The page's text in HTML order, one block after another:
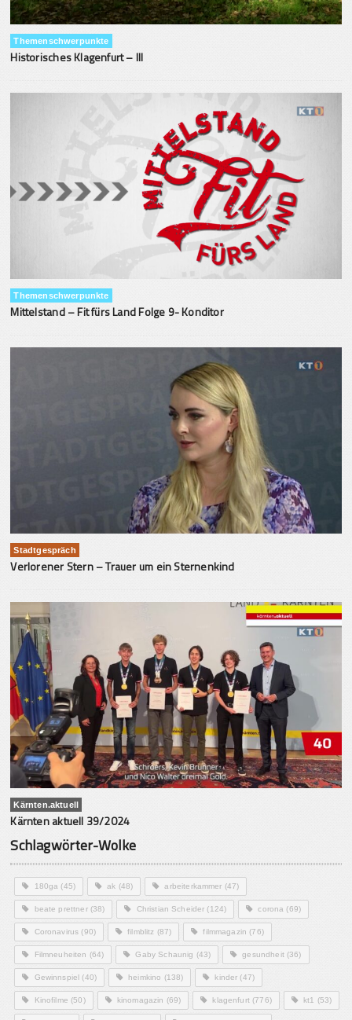
Themenschwerpunkte
Historisches Klagenfurt – III
Themenschwerpunkte
Mittelstand – Fit fürs Land Folge 9- Konditor
Stadtgespräch
Verlorener Stern – Trauer um ein Sternenkind
Kärnten.aktuell
Kärnten aktuell 39/2024
Schlagwörter-Wolke
180ga (45) ak (48) arbeiterkammer (47)
beate prettner(38) Christian Scheider (124) corona (69)
Coronavirus (90) filmblitz (87) filmmagazin (76)
Filmneuheiten (64) Gaby Schaunig (43) gesundheit(36)
Gewinnspiel (40) heimkino (138) kinder (47)
Kinofilme (50) kinomagazin (69) klagenfurt(776) kt1 (53)